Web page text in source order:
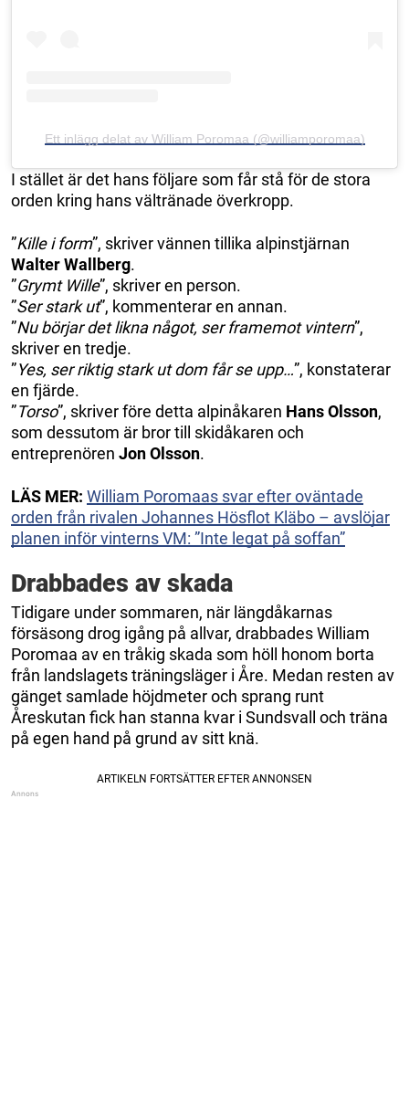
Ett inlägg delat av William Poromaa (@williamporomaa)
I stället är det hans följare som får stå för de stora
orden kring hans vältränade överkropp.
”Kille i form”, skriver vännen tillika alpinstjärnan
Walter Wallberg.
”Grymt Wille”, skriver en person.
”Ser stark ut”, kommenterar en annan.
”Nu börjar det likna något, ser framemot vintern”,
skriver en tredje.
”Yes, ser riktig stark ut dom får se upp…”, konstaterar
en fjärde.
”Torso”, skriver före detta alpinåkaren Hans Olsson,
som dessutom är bror till skidåkaren och
entreprenören Jon Olsson.
LÄS MER: William Poromaas svar efter oväntade
orden från rivalen Johannes Hösflot Kläbo – avslöjar
planen inför vinterns VM: ”Inte legat på soffan”
Drabbades av skada
Tidigare under sommaren, när längdåkarnas
försäsong drog igång på allvar, drabbades William
Poromaa av en tråkig skada som höll honom borta
från landslagets träningsläger i Åre. Medan resten av
gänget samlade höjdmeter och sprang runt
Åreskutan fick han stanna kvar i Sundsvall och träna
på egen hand på grund av sitt knä.